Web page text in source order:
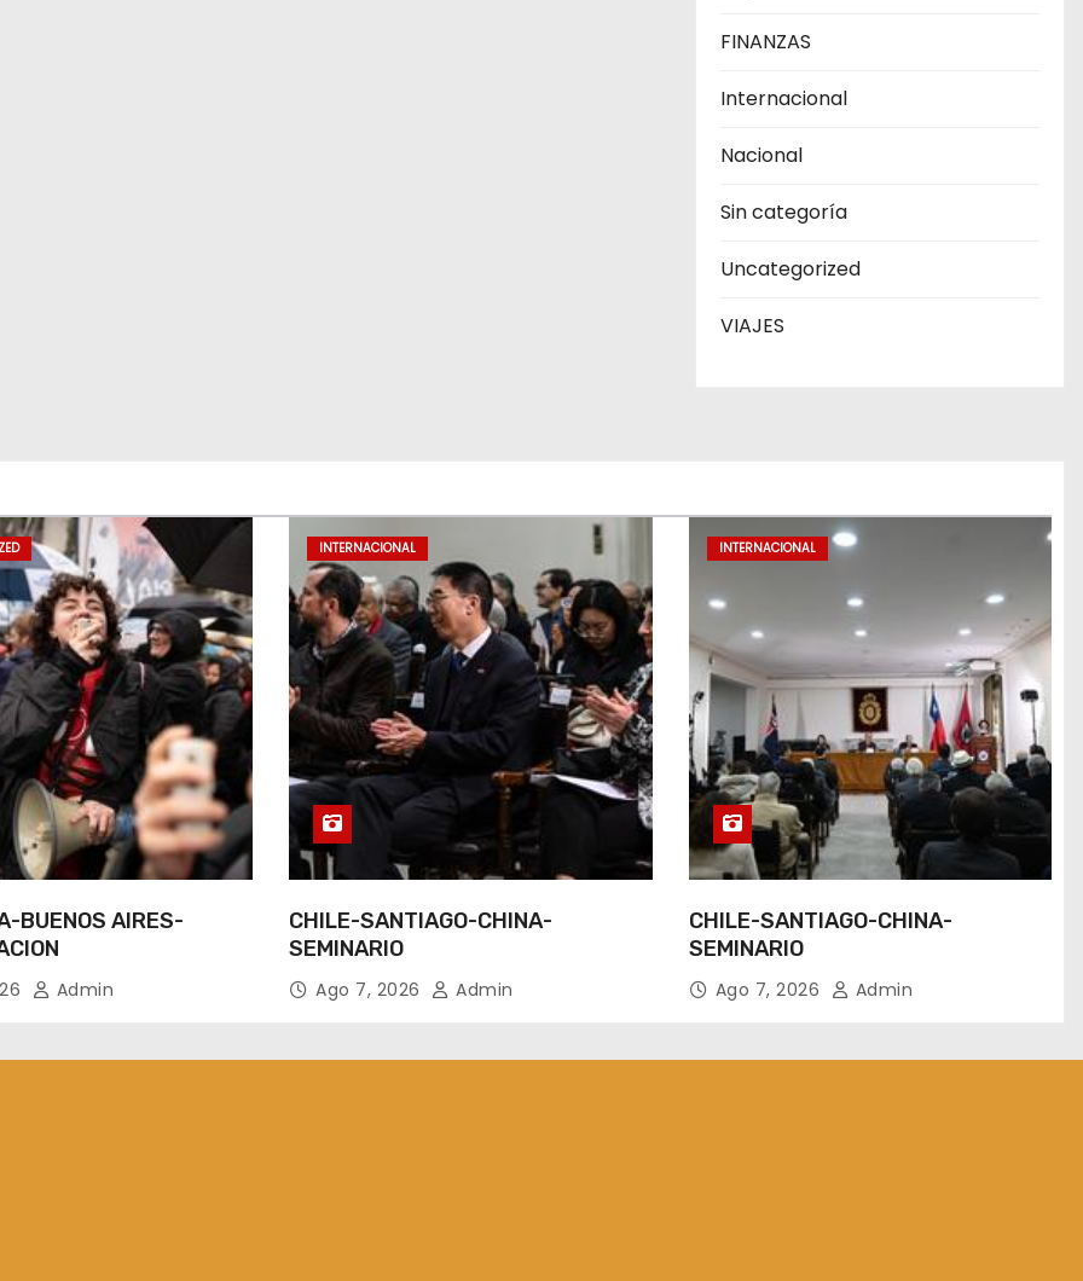
FINANZAS
Internacional
Nacional
Sin categoría
Uncategorized
VIAJES
BUENOS AIRES-
Admin
INTERNACIONAL
CHILE-SANTIAGO-CHINA-
SEMINARIO
Ago 7, 2026 Admin
INTERNACIONAL
CHILE-SANTIAGO-CHINA-
SEMINARIO
Ago 7, 2026 Admin